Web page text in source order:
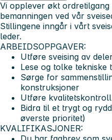
Vi opplever økt
bemanningen ved vår
Stillingene inngår i vårt
leder.
ARBEIDSOPPGAVER:
Utføre sveising av
Lese og tolke tekniske
Sørge for
konstruksjoner
Utføre
Bidra til et trygt og
øverste prioritet)
KVALIFIKASJONER: